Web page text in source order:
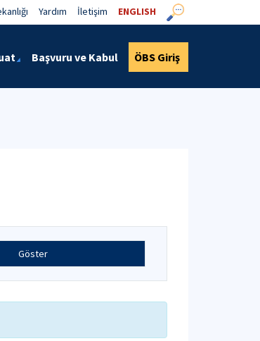
Yardım İletişim ENGLISH
Başvuru ve Kabul ÖBS Giriş
Göster